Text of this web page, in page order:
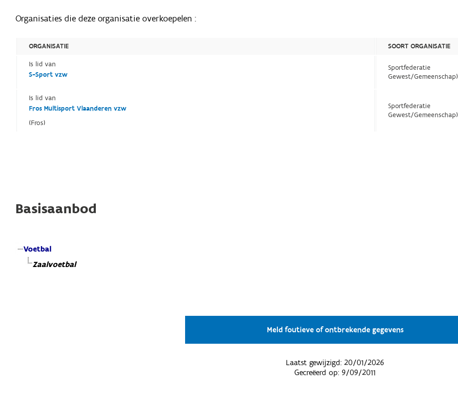
Organisaties die deze organisatie overkoepelen :
ORGANISATIE
SOORT ORGANISATIE
Is lid van
S-Sport vzw
Sportfederatie
Gewest/Gemeenschap)
Is lid van
Fros Multisport Vlaanderen vzw
(Fros)
Sportfederatie
Gewest/Gemeenschap)
Basisaanbod
Voetbal
Zaalvoetbal
Meld foutieve of ontbrekende gegevens
Laatst gewijzigd:20/01/2026
Gecreëerd op:9/09/2011